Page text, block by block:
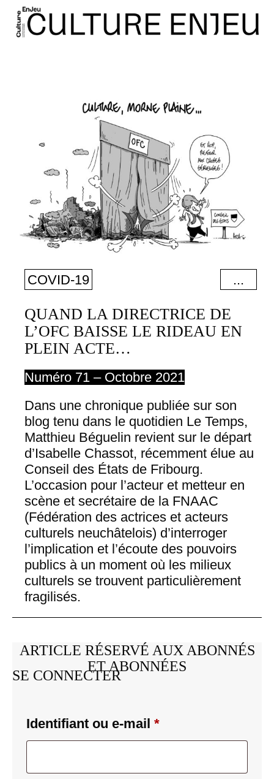
...
COVID-19
INDEMNITÉS COVID-19
POLITIQUE CULTURELLE
POLITIQUE FÉDÉRALE
QUAND LA DIRECTRICE DE
L’OFC BAISSE LE RIDEAU EN
PLEIN ACTE…
Numéro 71 – Octobre 2021
Dans une chronique publiée sur son
blog tenu dans le quotidien Le Temps,
Matthieu Béguelin revient sur le départ
d’Isabelle Chassot, récemment élue au
Conseil des États de Fribourg.
L’occasion pour l’acteur et metteur en
scène et secrétaire de la FNAAC
(Fédération des actrices et acteurs
culturels neuchâtelois) d’interroger
l’implication et l’écoute des pouvoirs
publics à un moment où les milieux
culturels se trouvent particulièrement
fragilisés.
ARTICLE RÉSERVÉ AUX ABONNÉS
ET ABONNÉES
SE CONNECTER
Identifiant ou e-mail *